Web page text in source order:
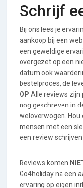
Schrijf
Bij ons lees je
aankoop bij een
een geweldige
overgezet op een
datum ook
bestelproces, de
OP Alle reviews zijn
nog geschreven in
weloverwogen. Hou
mensen met een
een review
Reviews komen
Go4holiday na een
ervaring op eigen